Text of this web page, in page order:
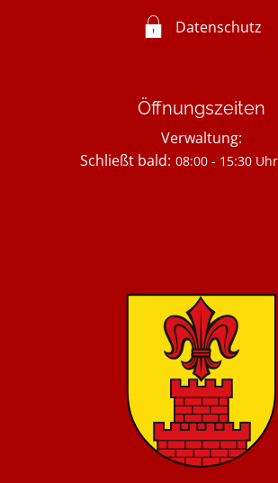
Datenschutz
Öffnungszeiten
Verwaltung:
Klicken, um weitere
Schließt bald: 08:00 - 15:30 Uhr